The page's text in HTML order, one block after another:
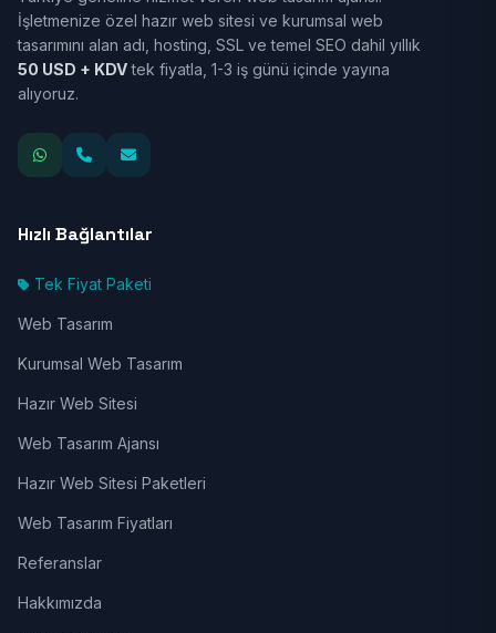
İşletmenize özel hazır web sitesi ve kurumsal web
tasarımını alan adı, hosting, SSL ve temel SEO dahil yıllık
50 USD + KDVtek fiyatla, 1-3 iş günü içinde yayına
alıyoruz.
Hızlı Bağlantılar
Tek Fiyat Paketi
Web Tasarım
Kurumsal Web Tasarım
Hazır Web Sitesi
Web Tasarım Ajansı
Hazır Web Sitesi Paketleri
Web Tasarım Fiyatları
Referanslar
Hakkımızda